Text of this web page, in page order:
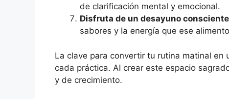
de clarificación mental y emocional.
Disfruta de un desayuno
sabores y la energía que ese
La clave para convertir tu rutina matinal en
cada práctica. Al crear este espacio
y de crecimiento.